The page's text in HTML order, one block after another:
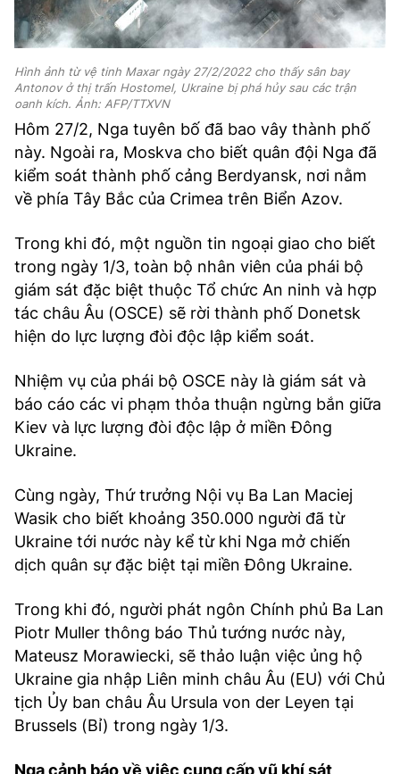
Hình ảnh từ vệ tinh Maxar ngày 27/2/2022 cho thấy sân bay
Antonov ở thị trấn Hostomel, Ukraine bị phá hủy sau các trận
oanh kích. Ảnh: AFP/TTXVN
Hôm 27/2, Nga tuyên bố đã bao vây thành phố
này. Ngoài ra, Moskva cho biết quân đội Nga đã
kiểm soát thành phố cảng Berdyansk, nơi nằm
về phía Tây Bắc của Crimea trên Biển Azov.
Trong khi đó, một nguồn tin ngoại giao cho biết
trong ngày 1/3, toàn bộ nhân viên của phái bộ
giám sát đặc biệt thuộc Tổ chức An ninh và hợp
tác châu Âu (OSCE) sẽ rời thành phố Donetsk
hiện do lực lượng đòi độc lập kiểm soát.
Nhiệm vụ của phái bộ OSCE này là giám sát và
báo cáo các vi phạm thỏa thuận ngừng bắn giữa
Kiev và lực lượng đòi độc lập ở miền Đông
Ukraine.
Cùng ngày, Thứ trưởng Nội vụ Ba Lan Maciej
Wasik cho biết khoảng 350.000 người đã từ
Ukraine tới nước này kể từ khi Nga mở chiến
dịch quân sự đặc biệt tại miền Đông Ukraine.
Trong khi đó, người phát ngôn Chính phủ Ba Lan
Piotr Muller thông báo Thủ tướng nước này,
Mateusz Morawiecki, sẽ thảo luận việc ủng hộ
Ukraine gia nhập Liên minh châu Âu (EU) với Chủ
tịch Ủy ban châu Âu Ursula von der Leyen tại
Brussels (Bỉ) trong ngày 1/3.
Nga cảnh báo về việc cung cấp vũ khí sát